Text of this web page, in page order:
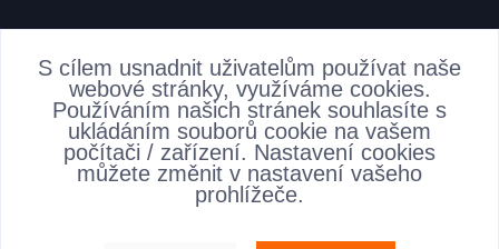
AKTUALITY
S cílem usnadnit uživatelům používat naše
webové stránky, využíváme cookies.
Používáním našich stránek souhlasíte s
ukládáním souborů cookie na vašem
počítači / zařízení. Nastavení cookies
můžete změnit v nastavení vašeho
prohlížeče.